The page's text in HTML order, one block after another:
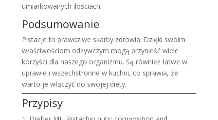
umiarkowanych ilościach.
Podsumowanie
Pistacje to prawdziwe skarby zdrowia. Dzięki swoim
właściwościom odżywczym mogą przynieść wiele
korzyści dla naszego organizmu. Są również łatwe w
uprawie i wszechstronne w kuchni, co sprawia, że
warto je włączyć do swojej diety.
Przypisy